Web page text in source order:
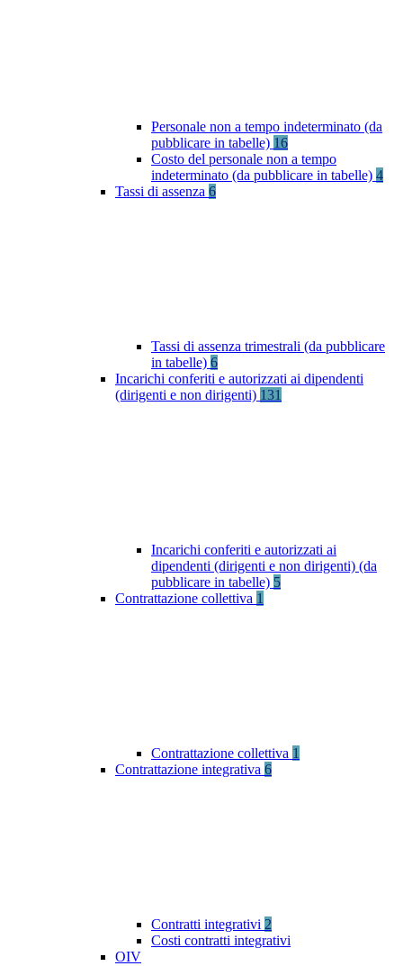
Personale non a tempo indeterminato (da
pubblicare in tabelle) 16
Costo del personale non a tempo
indeterminato (da pubblicare in tabelle) 4
Tassi di assenza 6
Tassi di assenza trimestrali (da pubblicare
in tabelle) 6
Incarichi conferiti e autorizzati ai dipendenti
(dirigenti e non dirigenti) 131
Incarichi conferiti e autorizzati ai
dipendenti (dirigenti e non dirigenti) (da
pubblicare in tabelle) 5
Contrattazione collettiva 1
Contrattazione collettiva 1
Contrattazione integrativa 6
Contratti integrativi 2
Costi contratti integrativi
OIV